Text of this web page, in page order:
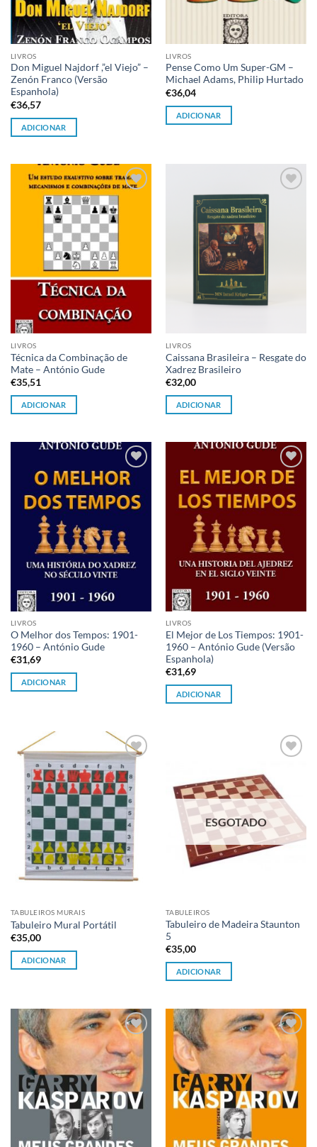
LIVROS
Don Miguel Najdorf ,”el Viejo” –
Zenón Franco (Versão
Espanhola)
€36,57
ADICIONAR
LIVROS
Pense Como Um Super-GM –
Michael Adams, Philip Hurtado
€36,04
ADICIONAR
Adicionar
à lista de
desejos
LIVROS
Técnica da Combinação de
Mate – António Gude
€35,51
ADICIONAR
Adicionar
LIVROS
Caissana Brasileira – Resgate do
Xadrez Brasileiro
€32,00
ADICIONAR
Adicionar
à lista de
desejos
LIVROS
O Melhor dos Tempos: 1901-
1960 – António Gude
€31,69
ADICIONAR
Adicionar
à lista de
desejos
LIVROS
El Mejor de Los Tiempos: 1901-
1960 – António Gude (Versão
Espanhola)
€31,69
ADICIONAR
Adicionar
à lista de
desejos
TABULEIROS MURAIS
Tabuleiro Mural Portátil
€35,00
ADICIONAR
à lista de
desejos
ESGOTADO
TABULEIROS
Tabuleiro de Madeira Staunton
5
€35,00
ADICIONAR
Adicionar
à lista de
desejos
Adicionar
à lista de
desejos